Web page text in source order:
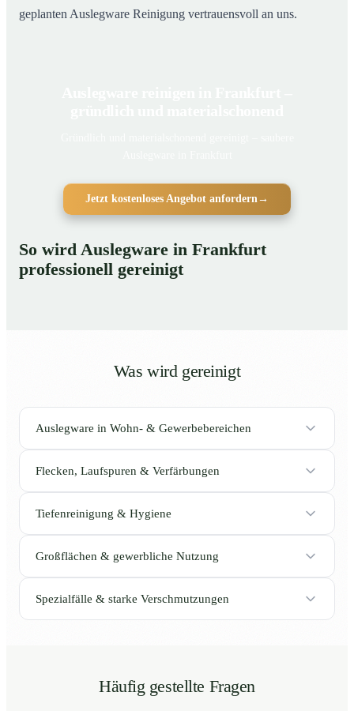
geplanten Auslegware Reinigung vertrauensvoll an uns.
Jetzt kostenloses Angebot anfordern→
So wird Auslegware in Frankfurt
professionell gereinigt
Was wird gereinigt
Auslegware in Wohn- & Gewerbebereichen
Flecken, Laufspuren & Verfärbungen
Tiefenreinigung & Hygiene
Großflächen & gewerbliche Nutzung
Spezialfälle & starke Verschmutzungen
Häufig gestellte Fragen